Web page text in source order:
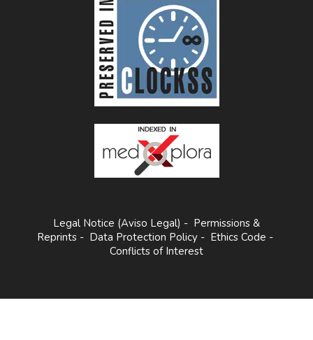
Legal Notice (Aviso Legal) - Permissions &
Reprints - Data Protection Policy - Ethics Code -
Conflicts of Interest